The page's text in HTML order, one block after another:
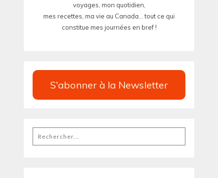
voyages, mon quotidien,
mes recettes, ma vie au Canada... tout ce qui
constitue mes journées en bref !
S'abonner à la Newsletter
Rechercher
: